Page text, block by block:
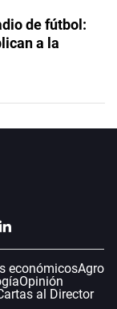
de fútbol:
a la
económicosAgro
Opinión
al Director